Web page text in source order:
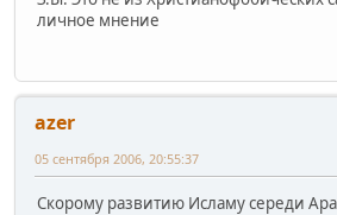
личное мнение
azer
05 сентября 2006, 20:55:37
Скорому развитию Исламу середи